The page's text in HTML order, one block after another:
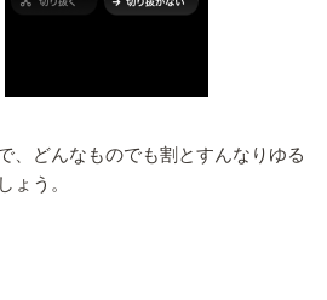
、どんなものでも割とすんなりゆる
ょう。